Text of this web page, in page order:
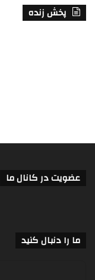
پخش زنده
عضویت در کانال ما
ما را دنبال کنید